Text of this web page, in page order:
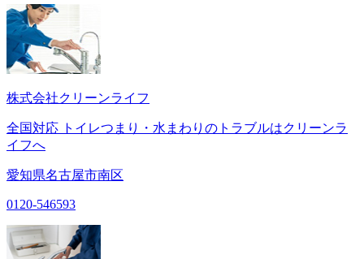
株式会社クリーンライフ
全国対応 トイレつまり・水まわりのトラブルはクリーンラ
イフへ
愛知県名古屋市南区
0120-546593